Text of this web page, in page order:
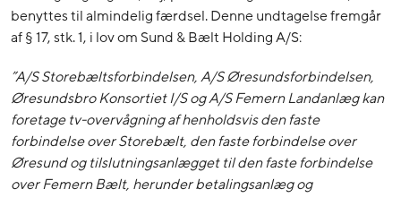
benyttes til almindelig færdsel. Denne undtagelse fremgår
af § 17, stk. 1, i lov om Sund & Bælt Holding A/S:
”A/S Storebæltsforbindelsen, A/S Øresundsforbindelsen,
Øresundsbro Konsortiet I/S og A/S Femern Landanlæg kan
foretage tv-overvågning af henholdsvis den faste
forbindelse over Storebælt, den faste forbindelse over
Øresund og tilslutningsanlægget til den faste forbindelse
over Femern Bælt, herunder betalingsanlæg og